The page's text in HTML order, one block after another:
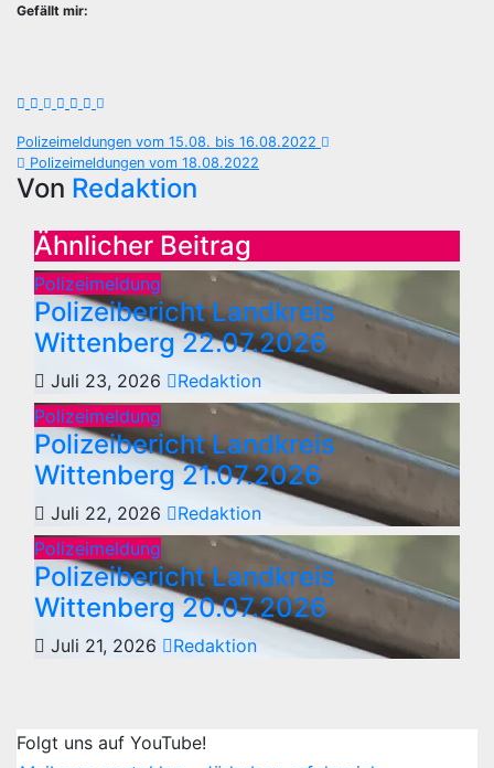
Gefällt mir:
Beitragsnavigation
Polizeimeldungen vom 15.08. bis 16.08.2022
Polizeimeldungen vom 18.08.2022
Von Redaktion
Ähnlicher Beitrag
Polizeimeldung
Polizeibericht Landkreis
Wittenberg 22.07.2026
Juli 23, 2026
Redaktion
Polizeimeldung
Polizeibericht Landkreis
Wittenberg 21.07.2026
Juli 22, 2026
Redaktion
Polizeimeldung
Polizeibericht Landkreis
Wittenberg 20.07.2026
Juli 21, 2026 Redaktion
Folgt uns auf YouTube!